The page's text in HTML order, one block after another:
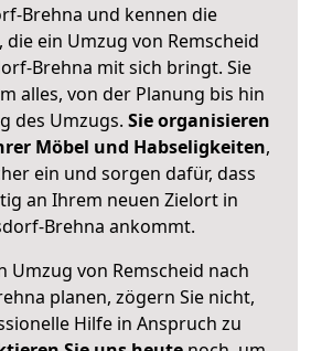
Brehna und kennen die
ein Umzug von Remscheid
Brehna mit sich bringt. Sie
alles, von der Planung bis hin
des Umzugs. Sie organisieren
Möbel und Habseligkeiten,
ein und sorgen dafür, dass
an Ihrem neuen Zielort in
Brehna ankommt.
Umzug von Remscheid nach
planen, zögern Sie nicht,
Hilfe in Anspruch zu